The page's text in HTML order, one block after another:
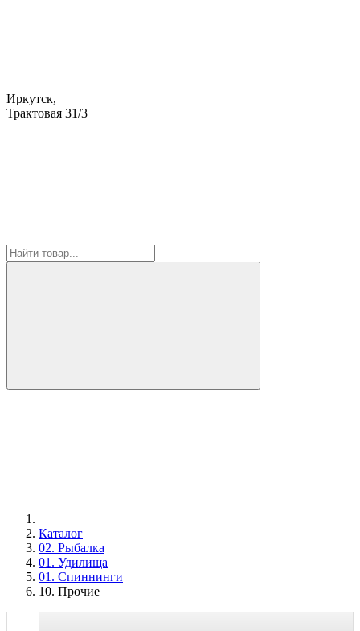
Иркутск,
Трактовая 31/3
Каталог
02. Рыбалка
01. Удилища
01. Спиннинги
10. Прочие